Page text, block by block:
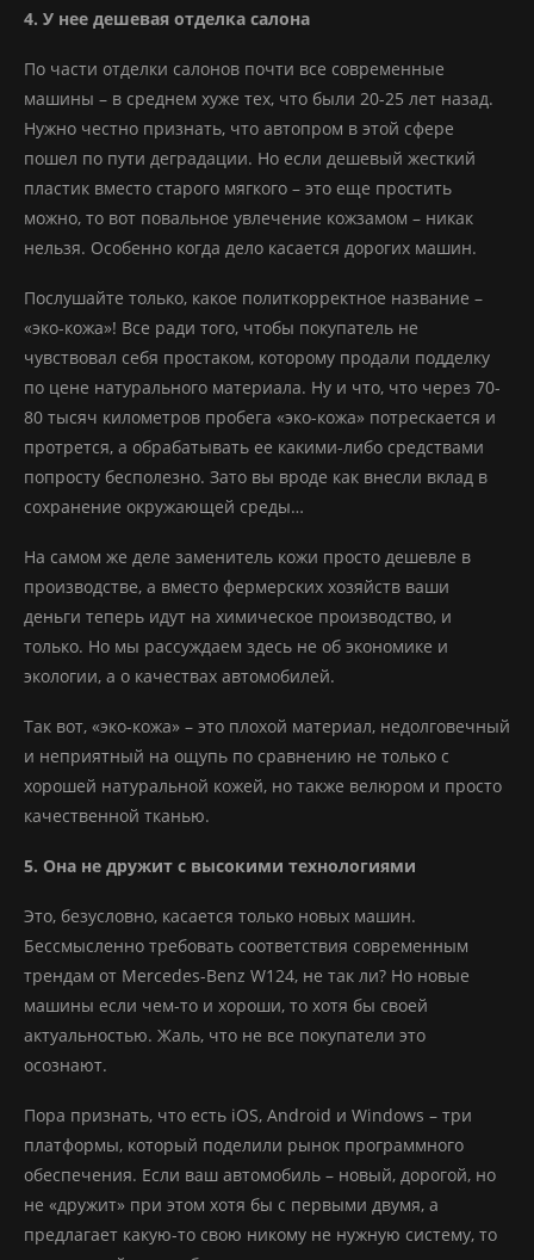
4. У нее дешевая отделка салона
По части отделки салонов почти все современные
машины – в среднем хуже тех, что были 20-25 лет назад.
Нужно честно признать, что автопром в этой сфере
пошел по пути деградации. Но если дешевый жесткий
пластик вместо старого мягкого – это еще простить
можно, то вот повальное увлечение кожзамом – никак
нельзя. Особенно когда дело касается дорогих машин.
Послушайте только, какое политкорректное название –
«эко-кожа»! Все ради того, чтобы покупатель не
чувствовал себя простаком, которому продали подделку
по цене натурального материала. Ну и что, что через 70-
80 тысяч километров пробега «эко-кожа» потрескается и
протрется, а обрабатывать ее какими-либо средствами
попросту бесполезно. Зато вы вроде как внесли вклад в
сохранение окружающей среды…
На самом же деле заменитель кожи просто дешевле в
производстве, а вместо фермерских хозяйств ваши
деньги теперь идут на химическое производство, и
только. Но мы рассуждаем здесь не об экономике и
экологии, а о качествах автомобилей.
Так вот, «эко-кожа» – это плохой материал, недолговечный
и неприятный на ощупь по сравнению не только с
хорошей натуральной кожей, но также велюром и просто
качественной тканью.
5. Она не дружит с высокими технологиями
Это, безусловно, касается только новых машин.
Бессмысленно требовать соответствия современным
трендам от Mercedes-Benz W124, не так ли? Но новые
машины если чем-то и хороши, то хотя бы своей
актуальностью. Жаль, что не все покупатели это
осознают.
Пора признать, что есть iOS, Android и Windows – три
платформы, который поделили рынок программного
обеспечения. Если ваш автомобиль – новый, дорогой, но
не «дружит» при этом хотя бы с первыми двумя, а
предлагает какую-то свою никому не нужную систему, то